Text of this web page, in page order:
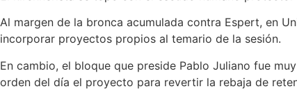
Al margen de la bronca acumulada contra Espert, en
incorporar proyectos propios al temario de la sesión.
En cambio, el bloque que preside Pablo Juliano fue
orden del día el proyecto para revertir la rebaja de